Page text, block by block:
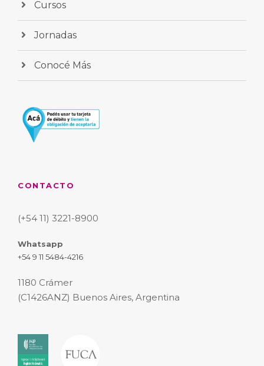
Cursos
Jornadas
Conocé Más
CONTACTO
(+54 11) 3221-8900
Whatsapp
+54 9 11 5484-4216
1180 Crámer
(C1426ANZ) Buenos Aires, Argentina